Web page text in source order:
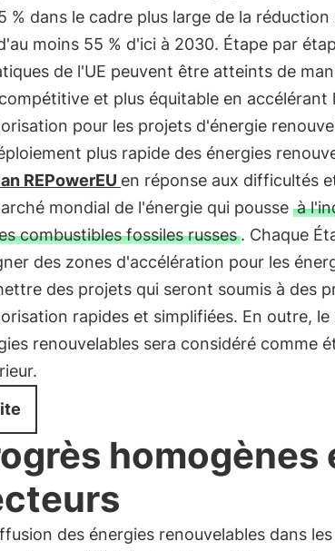
% dans le cadre plus large de la réduction
moins 55 % d'ici à 2030. Étape par
de l'UE peuvent être atteints de
et plus équitable en accélérant
pour les projets d'énergie
plus rapide des énergies
REPowerEU en réponse aux difficultés
mondial de l'énergie qui pousse à
combustibles fossiles russes. Chaque
des zones d'accélération pour les
des projets qui seront soumis à des
rapides et simplifiées. En outre,
renouvelables sera considéré comme
homogènes
des énergies renouvelables dans